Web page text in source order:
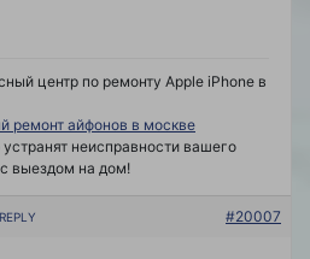
центр по ремонту Apple iPhone в
ремонт айфонов в москве
неисправности вашего
выездом на дом!
#20007
REPLY